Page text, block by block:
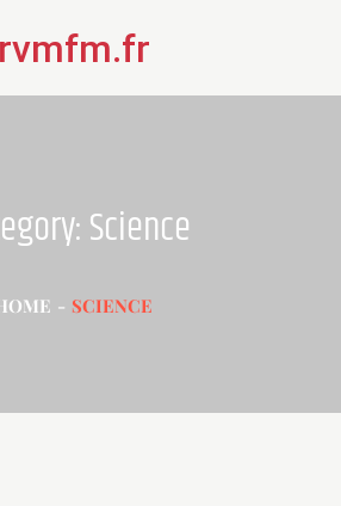
rvmfm.fr
Science
SCIENCE